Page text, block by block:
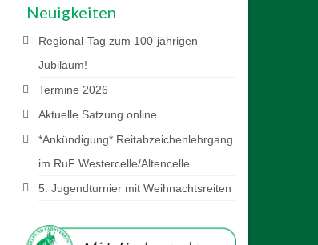
Neuigkeiten
Regional-Tag zum 100-jährigen
Jubiläum!
Termine 2026
Aktuelle Satzung online
*Ankündigung* Reitabzeichenlehrgang
im RuF Westercelle/Altencelle
5. Jugendturnier mit Weihnachtsreiten